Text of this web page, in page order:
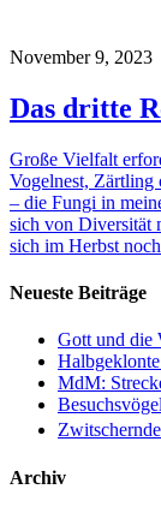
November 9, 2023
Das dritte
Große Vielfalt
Vogelnest, Zärtling
– die Fungi in
sich von Diversität
sich im Herbst
Neueste Beiträge
Gott und die
MdM:
Besuchsvögel
Archiv